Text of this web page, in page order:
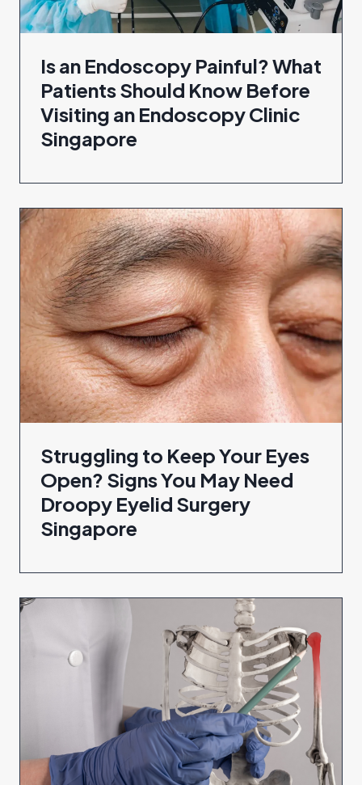
Is an Endoscopy Painful? What
Patients Should Know Before
Visiting an Endoscopy Clinic
Singapore
Struggling to Keep Your Eyes
Open? Signs You May Need
Droopy Eyelid Surgery
Singapore